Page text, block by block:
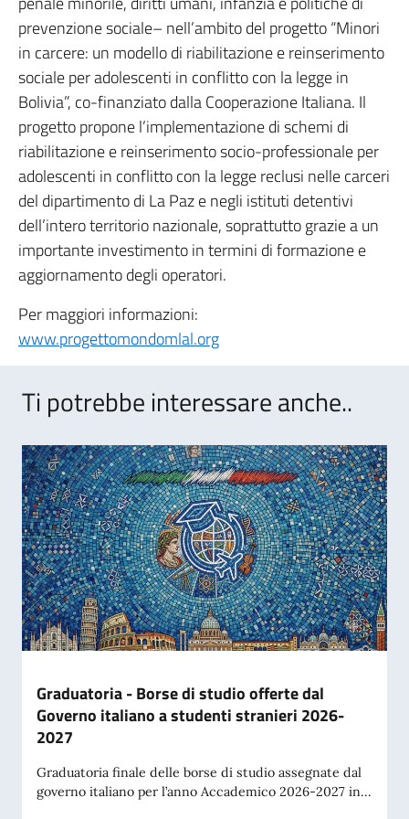
prevenzione sociale– nell’ambito del progetto “Minori
in carcere: un modello di riabilitazione e reinserimento
sociale per adolescenti in conflitto con la legge in
Bolivia”, co-finanziato dalla Cooperazione Italiana. Il
progetto propone l’implementazione di schemi di
riabilitazione e reinserimento socio-professionale per
adolescenti in conflitto con la legge reclusi nelle carceri
del dipartimento di La Paz e negli istituti detentivi
dell’intero territorio nazionale, soprattutto grazie a un
importante investimento in termini di formazione e
aggiornamento degli operatori.
Per maggiori informazioni:
www.progettomondomlal.org
Ti potrebbe interessare anche..
Graduatoria - Borse di studio offerte dal
Governo italiano a studenti stranieri 2026-
2027
Graduatoria finale delle borse di studio assegnate dal
governo italiano per l’anno Accademico 2026-2027 in...